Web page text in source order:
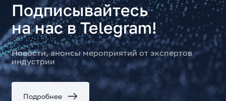
Подписывайтесь
на нас в Telegram!
Новости, анонсы мероприятий от экспертов
индустрии
Подробнее